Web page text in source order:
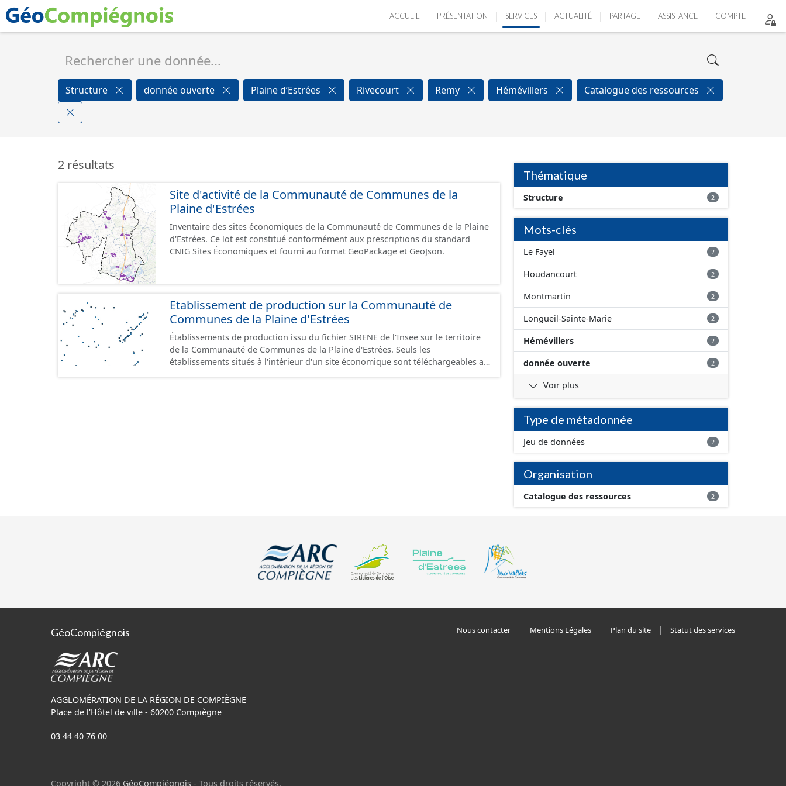
ACCUEIL PRÉSENTATION SERVICES ACTUALITÉ PARTAGE ASSISTANCE COMPTE
Structure donnée ouverte Plaine d’Estrées Rivecourt Remy Hémévillers Catalogue des ressources
2 résultats
Site d'activité de la Communauté de Communes de la
Plaine d'Estrées
Inventaire des sites économiques de la Communauté de Communes de la Plaine
d'Estrées. Ce lot est constitué conformément aux prescriptions du standard
CNIG Sites Économiques et fourni au format GeoPackage et GeoJson.
Etablissement de production sur la Communauté de
Communes de la Plaine d'Estrées
Établissements de production issu du fichier SIRENE de l'Insee sur le territoire
de la Communauté de Communes de la Plaine d'Estrées. Seuls les
établissements situés à l'intérieur d'un site économique sont téléchargeables au
Thématique
Structure 2
Mots-clés
Le Fayel 2
Houdancourt 2
Montmartin 2
Longueil-Sainte-Marie 2
Hémévillers 2
donnée ouverte 2
Voir plus
Type de métadonnée
Jeu de données 2
Organisation
Catalogue des ressources 2
GéoCompiégnois
AGGLOMÉRATION DE LA RÉGION DE COMPIÈGNE
Place de l'Hôtel de ville - 60200 Compiègne
03 44 40 76 00
Nous contacter Mentions Légales Plan du site Statut des services
Copyright © 2026 GéoCompiégnois - Tous droits réservés.